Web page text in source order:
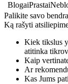
BlogaiPrastai
Palikite savo
Ką rašyti
Kiek tikslus
atitinka
Kaip
Ar
Kas Jums